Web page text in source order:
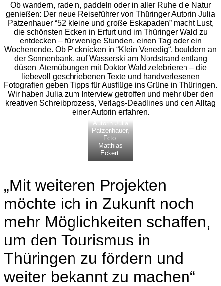
Ob wandern, radeln, paddeln oder in aller Ruhe die Natur
genießen: Der neue Reiseführer von Thüringer Autorin Julia
Patzenhauer “52 kleine und große Eskapaden” macht Lust,
die schönsten Ecken in Erfurt und im Thüringer Wald zu
entdecken – für wenige Stunden, einen Tag oder ein
Wochenende. Ob Picknicken in “Klein Venedig“, bouldern an
der Sonnenbank, auf Wasserski am Nordstrand entlang
düsen, Atemübungen mit Doktor Wald zelebrieren – die
liebevoll geschriebenen Texte und handverlesenen
Fotografien geben Tipps für Ausflüge ins Grüne in Thüringen.
Wir haben Julia zum Interview getroffen und mehr über den
kreativen Schreibprozess, Verlags-Deadlines und den Alltag
einer Autorin erfahren.
Autorin Julia
Patzenhauer,
Foto:
Matthias
Eckert.
„Mit weiteren Projekten
möchte ich in Zukunft noch
mehr Möglichkeiten schaffen,
um den Tourismus in
Thüringen zu fördern und
weiter bekannt zu machen“